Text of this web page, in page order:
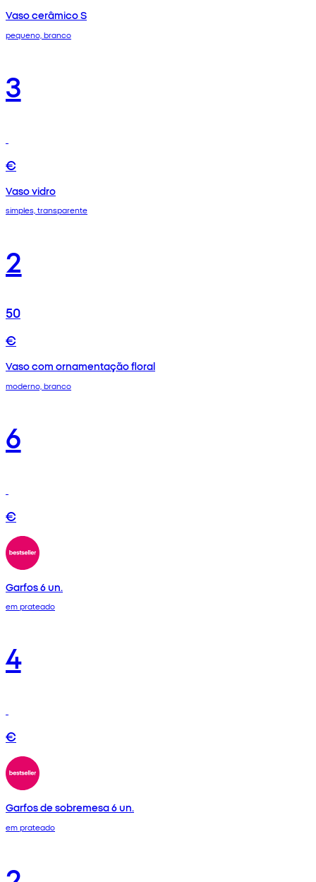
Vaso cerâmico S
pequeno, branco
3
€
Vaso vidro
simples, transparente
2
50
€
Vaso com ornamentação floral
moderno, branco
6
€
Garfos 6 un.
em prateado
4
€
Garfos de sobremesa 6 un.
em prateado